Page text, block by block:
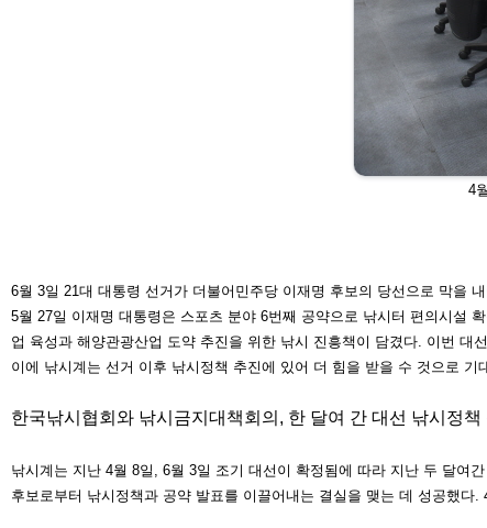
4
6월 3일 21대 대통령 선거가 더불어민 주당 이재명 후보의 당선으로 막을 내
5월 27일 이재명 대통령은 스포츠 분야 6번째 공약으로 낚시터 편의시설
업 육성과 해양관광산업 도약 추진을 위한 낚시 진흥책이 담겼다. 이번 대
이에 낚시계는 선거 이후 낚시정책 추진에 있어 더 힘을 받을 수 것으로 기
한국낚시협회와 낚시금지대책회의, 한 달여 간 대선 낚시정책
낚시계는 지난 4월 8일, 6월 3일 조기 대선이 확정됨에 따라 지난 두 달여간
후보로부터 낚시정책과 공약 발표를 이끌어내는 결실을 맺는 데 성공했다.